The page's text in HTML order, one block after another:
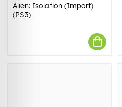
Alien: Isolation (Import)
(PS3)